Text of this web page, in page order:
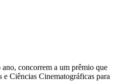
concorrem a um prêmio que
e Ciências Cinematográficas para